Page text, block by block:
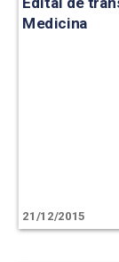
Medicina
21/12/2015